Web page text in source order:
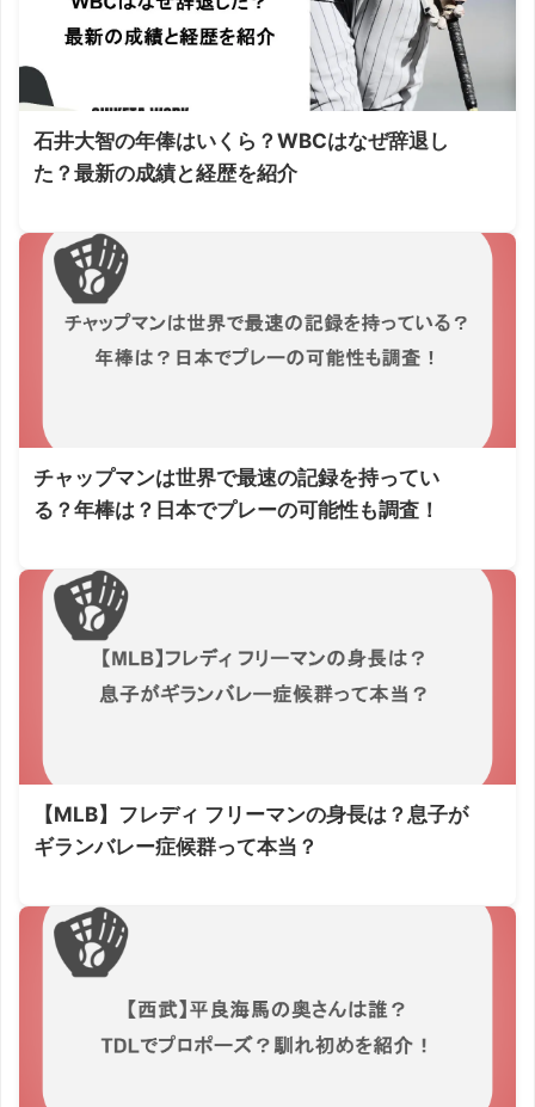
石井大智の年俸はいくら？WBCはなぜ辞退し
た？最新の成績と経歴を紹介
チャップマンは世界で最速の記録を持ってい
る？年棒は？日本でプレーの可能性も調査！
【MLB】フレディ フリーマンの身長は？息子が
ギランバレー症候群って本当？